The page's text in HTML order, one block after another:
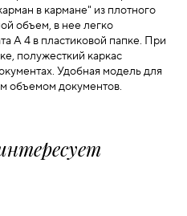
в кармане" из плотного
объем, в нее легко
А 4 в пластиковой папке. При
полужесткий каркас
Удобная модель для
объемом документов.